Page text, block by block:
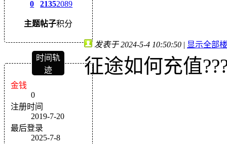
0
主题
2135
帖子
2089
积分
时间轨
迹
金钱
0
注册时间
2019-7-20
最后登录
2025-7-8
发表于 2024-5-4 10:50:50 | 显示全部
征途如何充值